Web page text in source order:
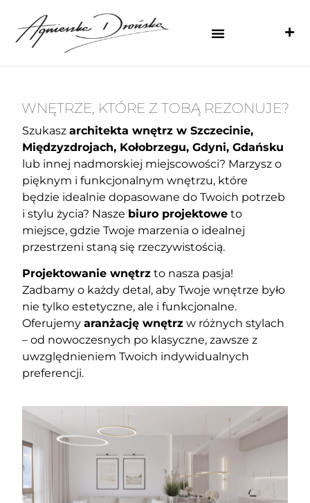
WNĘTRZE, KTÓRE Z TOBĄ REZONUJE?
Szukaszarchitekta wnętrz w Szczecinie,
Międzyzdrojach, Kołobrzegu, Gdyni, Gdańsku
lub innej nadmorskiej miejscowości? Marzysz o
pięknym i funkcjonalnym wnętrzu, które
będzie idealnie dopasowane do Twoich potrzeb
i stylu życia? Nasze biuro projektowe to
miejsce, gdzie Twoje marzenia o idealnej
przestrzeni staną się rzeczywistością.
Projektowanie wnętrz to nasza pasja!
Zadbamy o każdy detal, aby Twoje wnętrze było
nie tylko estetyczne, ale i funkcjonalne.
Oferujemyaranżację wnętrz w różnych stylach
– od nowoczesnych po klasyczne, zawsze z
uwzględnieniem Twoich indywidualnych
preferencji.